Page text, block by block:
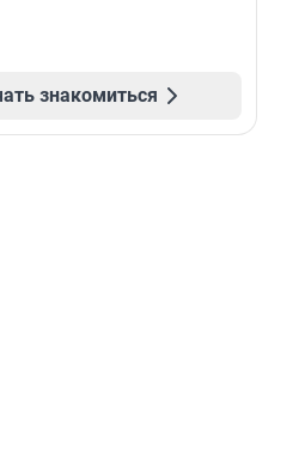
знакомиться